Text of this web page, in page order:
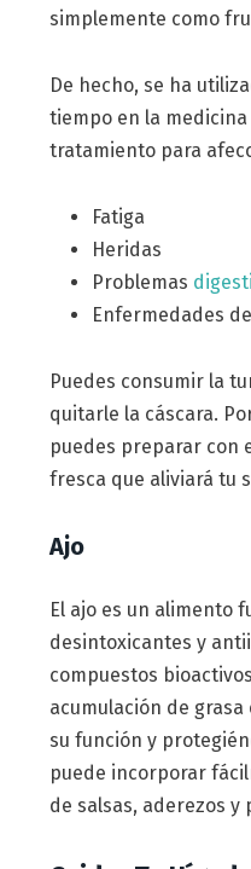
simplemente como
De hecho, se ha
tiempo en la
tratamiento para
Fatiga
Heridas
Problemas
Enfermedades
Puedes consumir la
quitarle la cáscara.
puedes preparar con
fresca que aliviará tu
Ajo
El ajo es un alimento
desintoxicantes y
compuestos
acumulación de
su función y
puede incorporar
de salsas, aderezos